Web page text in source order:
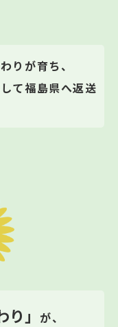
りが育ち、
て福島県へ返送
り」
が、